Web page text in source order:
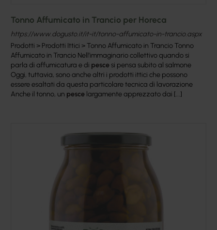
Tonno Affumicato in Trancio per Horeca
https://www.dogusto.it/it-it/tonno-affumicato-in-trancio.aspx
Prodotti > Prodotti Ittici > Tonno Affumicato in Trancio Tonno
Affumicato in Trancio Nell’immaginario collettivo quando si
parla di affumicatura e di pesce si pensa subito al salmone
Oggi, tuttavia, sono anche altri i prodotti ittici che possono
essere esaltati da questa particolare tecnica di lavorazione
Anche il tonno, un pesce largamente apprezzato dai [...]